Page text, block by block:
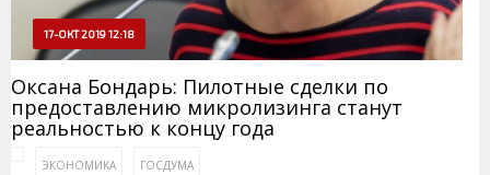
17-ОКТ 2019 12:18
Оксана Бондарь: Пилотные сделки по
предоставлению микролизинга станут
реальностью к концу года
ЭКОНОМИКА ГОСДУМА